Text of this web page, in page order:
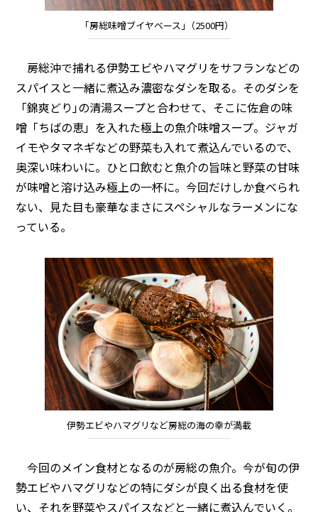
｢房総味噌ブイヤベース｣（2500円）
房総沖で捕れる伊勢エビやハマグリをサフランなどの
スパイスと一緒に煮込み濃密なダシを取る。そのダシを
「錦爽どり｣の清湯スープと合わせて、そこに佐倉の味
噌「ちばの恵」を入れた極上の魚介味噌スープ。ジャガ
イモやタマネギなどの野菜も入れて煮込んでいるので、
奥深い味わいに。ひと口飲むと魚介の旨味と野菜の甘味
が味噌と溶け込み極上の一杯に。今回だけしか食べられ
ない、見た目も豪華なまさにスペシャルなラーメンにな
っている。
伊勢エビやハマグリなど房総の海の幸が満載
今回のメイン食材となるのが房総の魚介。今が旬の伊
勢エビやハマグリなどの特にダシが良く出る食材を使
い、それを野菜やスパイスなどと一緒に煮込んでいく。